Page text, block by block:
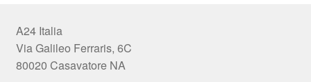
A24 Italia
Via Galileo Ferraris, 6C
80020 Casavatore NA